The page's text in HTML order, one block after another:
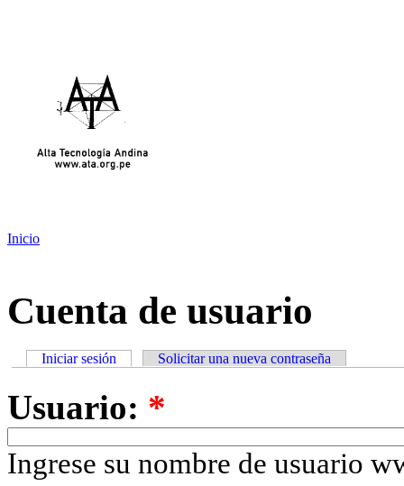
Inicio
Cuenta de usuario
Iniciar sesión Solicitar una nueva contraseña
Usuario: *
Ingrese su nombre de usuario